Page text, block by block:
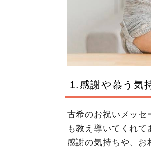
1.感謝や慕う気
古希のお祝いメッセ
も教え導いてくれ
感謝の気持ちや、